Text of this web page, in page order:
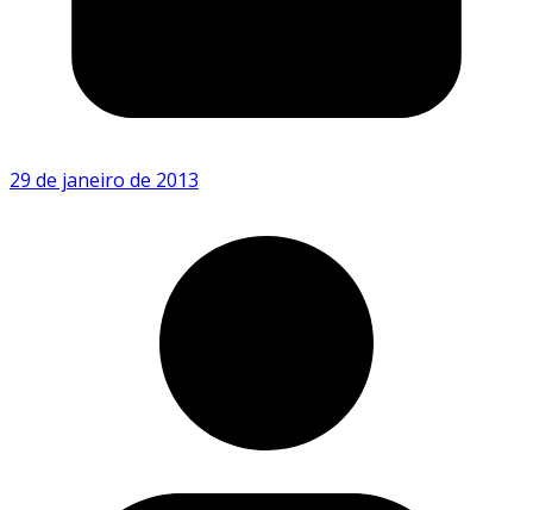
29 de janeiro de 2013